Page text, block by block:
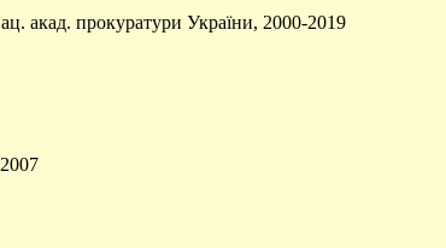
акад. прокуратури України, 2000-2019